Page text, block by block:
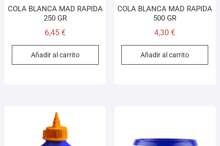
COLA BLANCA MAD RAPIDA
250 GR
6,45 €
Añadir al carrito
COLA BLANCA MAD RAPIDA
500 GR
4,30€
Añadir al carrito